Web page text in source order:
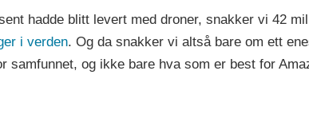
hadde blitt levert med droner, snakker vi 42
i verden. Og da snakker vi altså bare om ett
og ikke bare hva som er best for